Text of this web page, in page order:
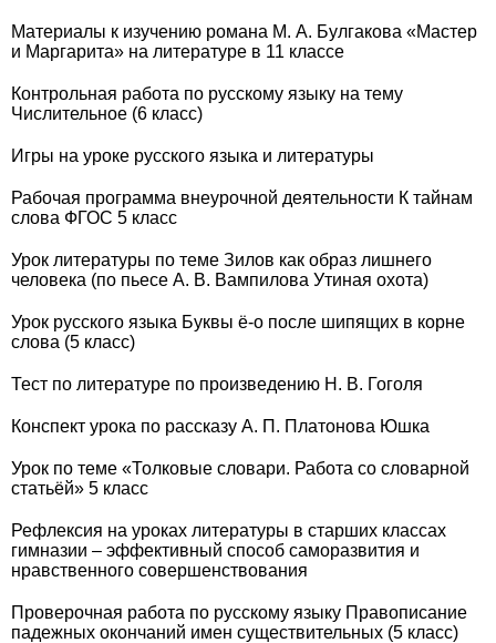
Материалы к изучению романа М. А. Булгакова «Мастер
и Маргарита» на литературе в 11 классе
Контрольная работа по русскому языку на тему
Числительное (6 класс)
Игры на уроке русского языка и литературы
Рабочая программа внеурочной деятельности К тайнам
слова ФГОС 5 класс
Урок литературы по теме Зилов как образ лишнего
человека (по пьесе А. В. Вампилова Утиная охота)
Урок русского языка Буквы ё-о после шипящих в корне
слова (5 класс)
Тест по литературе по произведению Н. В. Гоголя
Конспект урока по рассказу А. П. Платонова Юшка
Урок по теме «Толковые словари. Работа со словарной
статьёй» 5 класс
Рефлексия на уроках литературы в старших классах
гимназии – эффективный способ саморазвития и
нравственного совершенствования
Проверочная работа по русскому языку Правописание
падежных окончаний имен существительных (5 класс)